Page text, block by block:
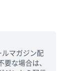
ルマガジン配
な場合は、